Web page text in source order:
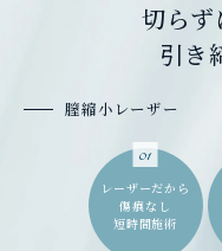
切らず
引き
膣縮小レーザー
01
レーザーだから
傷痕なし
短時間施術